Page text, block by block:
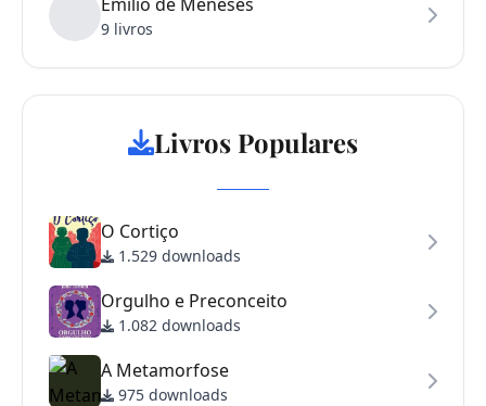
9 livros
Livros Populares
O Cortiço
1.529 downloads
Orgulho e Preconceito
1.082 downloads
A Metamorfose
975 downloads